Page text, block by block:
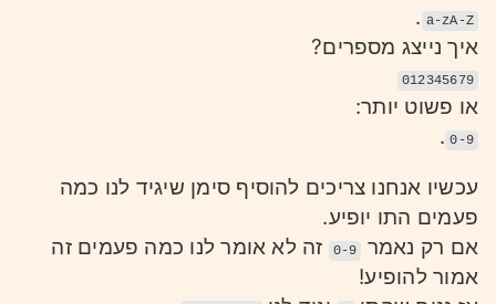
a-zA-Z
.
איך נייצג מספרים?
012345679
או פשוט יותר:
0-9
.
עכשיו אנחנו צריכים להוסיף סימן שיגיד לנו כמה
פעמים התו יופיע.
אם רק נאמר
0-9
זה לא אומר לנו כמה פעמים זה
אמור להופיע!